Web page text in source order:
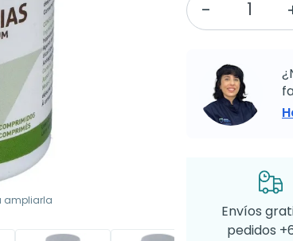
ampliarla
Envíos
pedidos